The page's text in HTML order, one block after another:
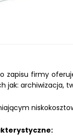
zapisu firmy
jak: archiwizacja,